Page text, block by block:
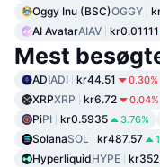
Oggy Inu (BSC)OGGY
AI AvatarAIAV kr0.01111
Mest
ADIADI kr44.51 0.30%
XRPXRP kr6.72 0.04%
PiPI kr0.5935 3.76%
SolanaSOL kr487.57
HyperliquidHYPE